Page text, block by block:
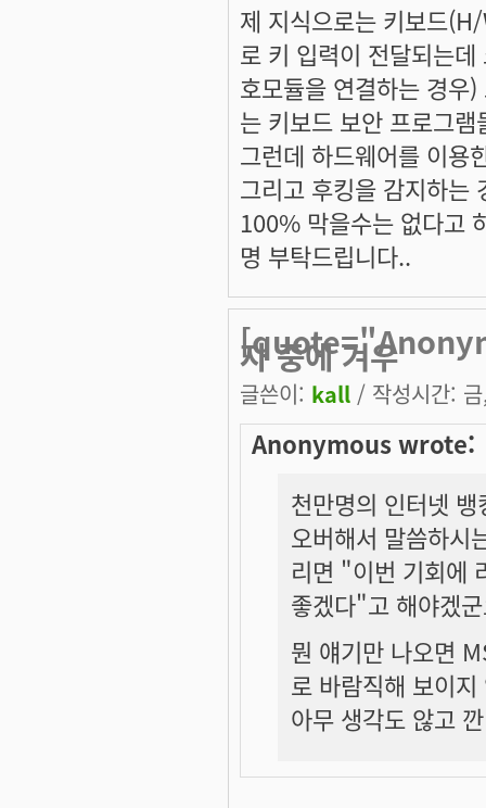
제 지식으로는 키보드
로 키 입력이 전달되는
호모듈을 연결하는 경
는 키보드 보안 프로그
그런데 하드웨어를 이용
그리고 후킹을 감지하는
100% 막을수는 없다고
명 부탁드립니다..
자 중에 겨우
글쓴이: kall / 작성시간:
Anonymous wrote:
천만명의 인터넷
오버해서 말씀하시
리면 "이번 기회에
좋겠다"고 해야겠
뭔 얘기만 나오면
로 바람직해 보이
아무 생각도 않고